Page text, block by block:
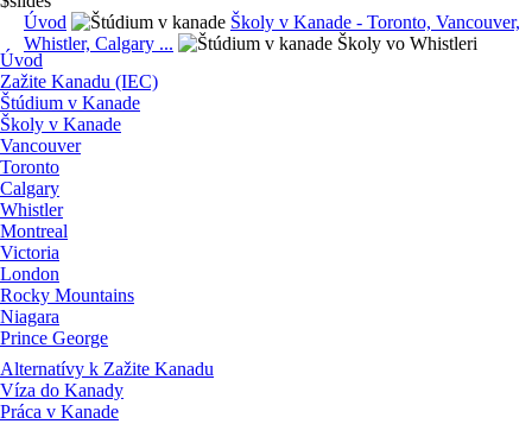
Úvod
Školy v Kanade - Toronto, Vancouver,
Whistler, Calgary ...
Školy vo Whistleri
Úvod
Zažite Kanadu (IEC)
Štúdium v Kanade
Školy v Kanade
Vancouver
Toronto
Calgary
Whistler
Montreal
Victoria
London
Rocky Mountains
Niagara
Prince George
Alternatívy k Zažite Kanadu
Víza do Kanady
Práca v Kanade